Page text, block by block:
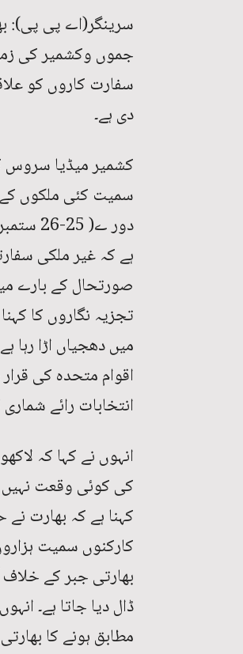
سرینگر(اے پی پی):
جموں وکشمیر کی
سفارت کاروں کو
دی ہے۔
کشمیر میڈیا سروس
دور
ہے کہ غیر ملکی
صورتحال کے بارے
تجزیہ نگاروں کا
میں دھجیاں اڑا
اقوام متحدہ کی
انتخابات رائے
انہوں نے کہا کہ
کی کوئی وقعت نہیں
کہنا ہے کہ بھارت نے
کارکنوں سمیت
بھارتی جبر کے
ڈال دیا جاتا ہے۔
مطابق ہونے کا